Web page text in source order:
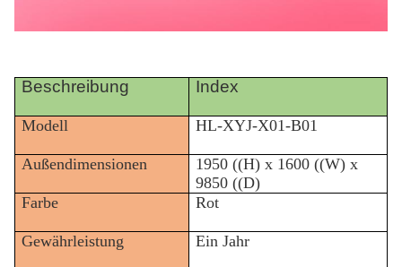
Beschreibung Index
Modell HL-XYJ-X01-B01
Außendimensionen
1950 ((H) x 1600 ((W) x
9850 ((D)
Farbe
Rot
Gewährleistung Ein Jahr